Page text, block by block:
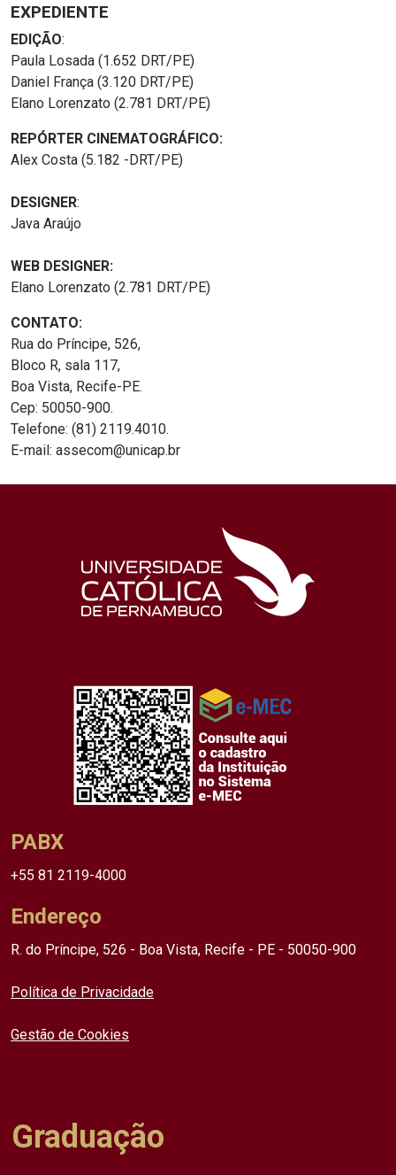
EXPEDIENTE
EDIÇÃO:
Paula Losada (1.652 DRT/PE)
Daniel França (3.120 DRT/PE)
Elano Lorenzato (2.781 DRT/PE)
REPÓRTER CINEMATOGRÁFICO:
Alex Costa (5.182 -DRT/PE)
DESIGNER:
Java Araújo
WEB DESIGNER:
Elano Lorenzato (2.781 DRT/PE)
CONTATO:
Rua do Príncipe, 526,
Bloco R, sala 117,
Boa Vista, Recife-PE.
Cep: 50050-900.
Telefone: (81) 2119.4010.
E-mail: assecom@unicap.br
PABX
+55 81 2119-4000
Endereço
R. do Príncipe, 526 - Boa Vista, Recife - PE - 50050-900
Política de Privacidade
Gestão de Cookies
Graduação